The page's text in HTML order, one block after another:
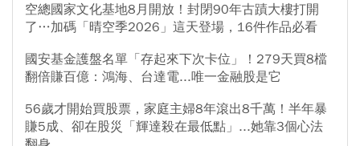
空總國家文化基地8月開放！封閉90年古蹟大樓打開
了…加碼「晴空季2026」這天登場，16件作品必看
國安基金護盤名單「存起來下次卡位」！279天買8檔
翻倍賺百億：鴻海、台達電...唯一金融股是它
56歲才開始買股票，家庭主婦8年滾出8千萬！半年暴
賺5成、卻在股災「輝達殺在最低點」...她靠3個心法